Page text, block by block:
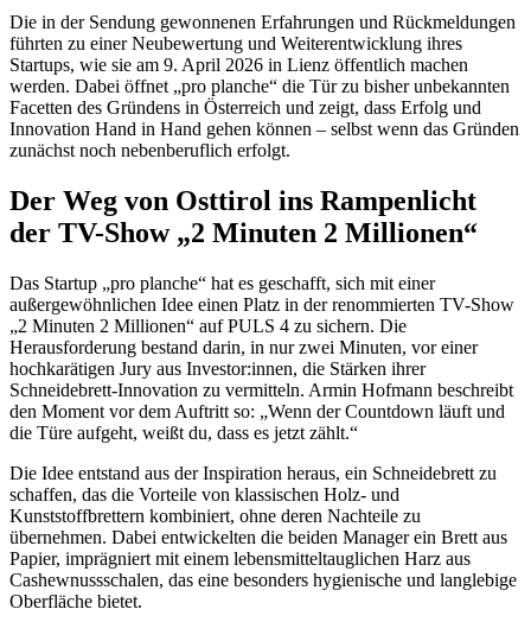
Die in der Sendung gewonnenen Erfahrungen und Rückmeldungen
führten zu einer Neubewertung und Weiterentwicklung ihres
Startups, wie sie am 9. April 2026 in Lienz öffentlich machen
werden. Dabei öffnet „pro planche“ die Tür zu bisher unbekannten
Facetten des Gründens in Österreich und zeigt, dass Erfolg und
Innovation Hand in Hand gehen können – selbst wenn das Gründen
zunächst noch nebenberuflich erfolgt.
Der Weg von Osttirol ins Rampenlicht
der TV-Show „2 Minuten 2 Millionen“
Das Startup „pro planche“ hat es geschafft, sich mit einer
außergewöhnlichen Idee einen Platz in der renommierten TV-Show
„2 Minuten 2 Millionen“ auf PULS 4 zu sichern. Die
Herausforderung bestand darin, in nur zwei Minuten, vor einer
hochkarätigen Jury aus Investor:innen, die Stärken ihrer
Schneidebrett-Innovation zu vermitteln. Armin Hofmann beschreibt
den Moment vor dem Auftritt so: „Wenn der Countdown läuft und
die Türe aufgeht, weißt du, dass es jetzt zählt.“
Die Idee entstand aus der Inspiration heraus, ein Schneidebrett zu
schaffen, das die Vorteile von klassischen Holz- und
Kunststoffbrettern kombiniert, ohne deren Nachteile zu
übernehmen. Dabei entwickelten die beiden Manager ein Brett aus
Papier, imprägniert mit einem lebensmitteltauglichen Harz aus
Cashewnussschalen, das eine besonders hygienische und langlebige
Oberfläche bietet.